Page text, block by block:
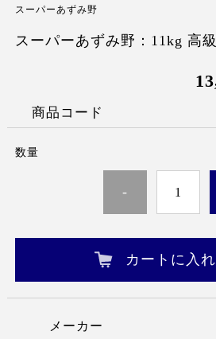
スーパーあずみ野
スーパーあずみ野：11kg 高
商品コード
数量
-
カートに入
メーカー